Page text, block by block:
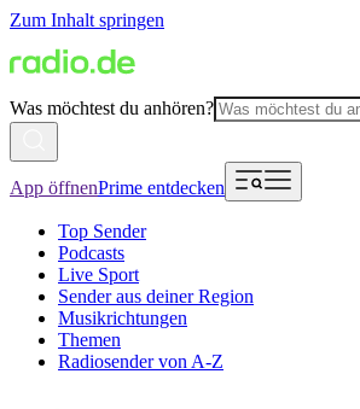
Zum Inhalt springen
Was möchtest du anhören?
App öffnenPrime entdecken
Top Sender
Podcasts
Live Sport
Sender aus deiner Region
Musikrichtungen
Themen
Radiosender von A-Z